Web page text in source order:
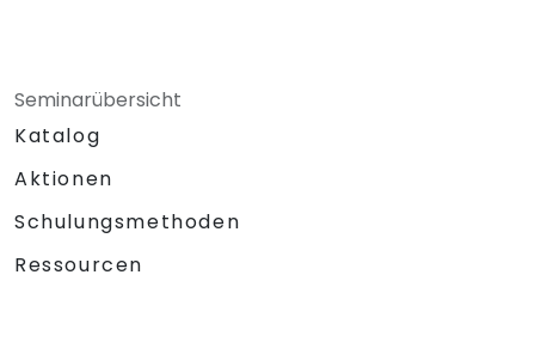
Seminarübersicht
Katalog
Aktionen
Schulungsmethoden
Ressourcen